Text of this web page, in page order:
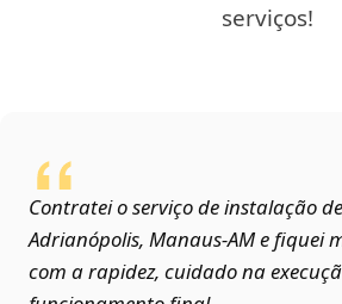
serviços!
Contratei o serviço de instalação
Adrianópolis, Manaus‑AM e fiquei
com a rapidez, cuidado na